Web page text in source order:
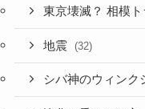
東京壊滅？ 相模
地震 (32)
シバ神のウィンク